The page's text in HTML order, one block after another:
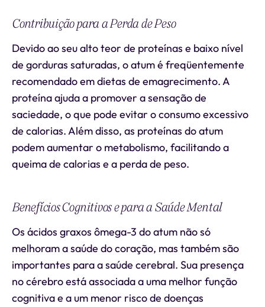
Contribuição para a Perda de Peso
Devido ao seu alto teor de proteínas e baixo nível
de gorduras saturadas, o atum é freqüentemente
recomendado em dietas de emagrecimento. A
proteína ajuda a promover a sensação de
saciedade, o que pode evitar o consumo excessivo
de calorias. Além disso, as proteínas do atum
podem aumentar o metabolismo, facilitando a
queima de calorias e a perda de peso.
Benefícios Cognitivos e para a Saúde Mental
Os ácidos graxos ômega-3 do atum não só
melhoram a saúde do coração, mas também são
importantes para a saúde cerebral. Sua presença
no cérebro está associada a uma melhor função
cognitiva e a um menor risco de doenças